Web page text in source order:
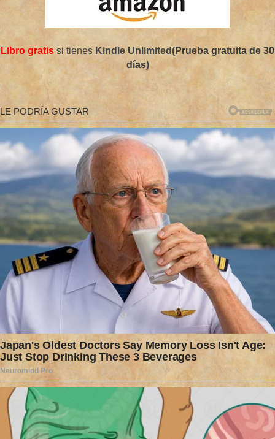
Libro gratis si tienes Kindle Unlimited(Prueba gratuita de 30
días)